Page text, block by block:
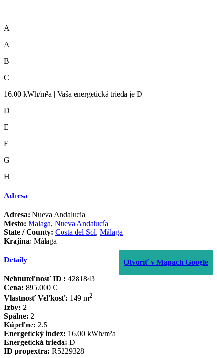
A+
A
B
C
16.00 kWh/m²a | Vaša energetická trieda je D
D
E
F
G
H
Adresa
Adresa: Nueva Andalucía
Mesto: Malaga, Nueva Andalucía
State / County: Costa del Sol, Málaga
Krajina: Málaga
Otvoriť v Mapách Google
Detaily
Nehnuteľnosť ID : 4281843
Cena: 895.000 €
Vlastnosť Veľkosť: 149 m2
Izby: 2
Spálne: 2
Kúpeľne: 2.5
Energetický index: 16.00 kWh/m²a
Energetická trieda: D
ID propextra: R5229328